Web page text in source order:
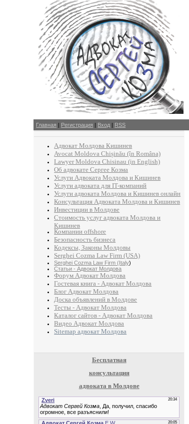
Главная | Регистрация | Вход | RSS
Адвокат Молдова Кишинев
Avocat Moldova Chișinău (în Româna)
Lawyer Moldova Chisinau (in English)
Об адвокате Сергее Козма
Услуги Адвоката Молдова и Кишинев
Услуги адвоката для IT-компаний
Услуги адвоката Молдова и Кишинев онлайн
Консультация Адвоката Молдова и Кишинев
Инвестиции в Молдове
Стоимость услуг адвоката Молдова и
Кишинев
Компании offshore
Безопасность бизнеса
Кодексы, Законы Молдовы
Serghei Cozma Law Firm (USA)
Serghei Cozma Law Firm (Italy)
Статьи - Адвокат Молдова
Форум Адвокат Молдова
Гостевая книга - Адвокат Молдова
Блог Адвокат Молдова
Доска объявлений в Молдове
Тесты - Адвокат Молдова
Каталог сайтов - Адвокат Молдова
Видео Адвокат Молдова
Sitemap адвокат Молдова
Бесплатная
консультация
адвоката в Молдове